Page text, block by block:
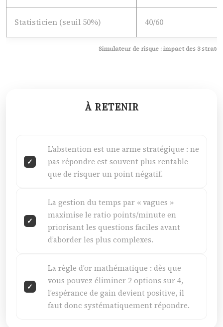
Simulateur de risque : impact des 3
Statisticien (seuil 50%) 40/60
À RETENIR
L’abstention est une arme stratégique : ne
pas répondre est souvent plus rentable
que de risquer un point négatif.
La gestion du temps par « vagues »
maximise le ratio points/minute en
priorisant les questions faciles avant
d’aborder les plus complexes.
La règle d’or mathématique : dès que
vous pouvez éliminer 2 options sur 4,
l’espérance de gain devient positive, il
faut donc systématiquement répondre.